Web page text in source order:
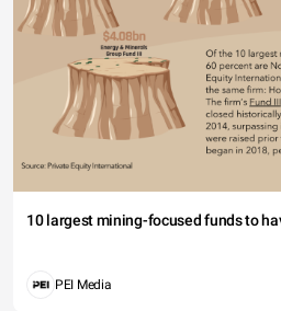
10 largest mining-focused funds to
PEI Media